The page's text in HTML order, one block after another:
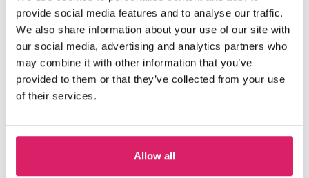
provide social media features and to analyse our traffic.
We also share information about your use of our site with
our social media, advertising and analytics partners who
may combine it with other information that you’ve
provided to them or that they’ve collected from your use
of their services.
Allow all
Anderen kochten ook